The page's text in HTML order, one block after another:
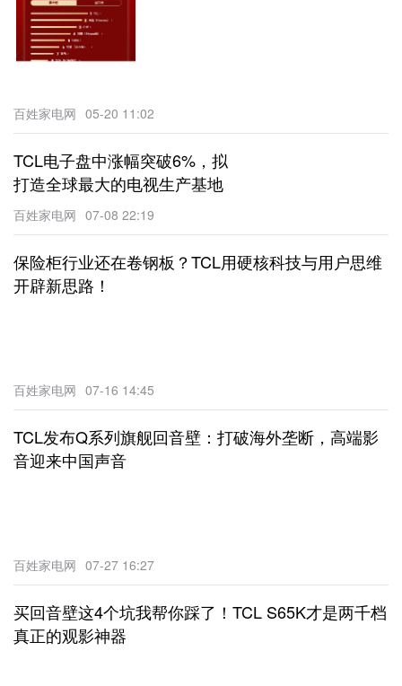
百姓家电网 05-20 11:02
TCL电子盘中涨幅突破6%，拟
打造全球最大的电视生产基地
百姓家电网 07-08 22:19
保险柜行业还在卷钢板？TCL用硬核科技与用户思维
开辟新思路！
百姓家电网 07-16 14:45
TCL发布Q系列旗舰回音壁：打破海外垄断，高端影
音迎来中国声音
百姓家电网 07-27 16:27
买回音壁这4个坑我帮你踩了！TCL S65K才是两千档
真正的观影神器